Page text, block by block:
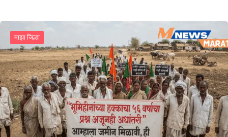
माझा जिल्हा